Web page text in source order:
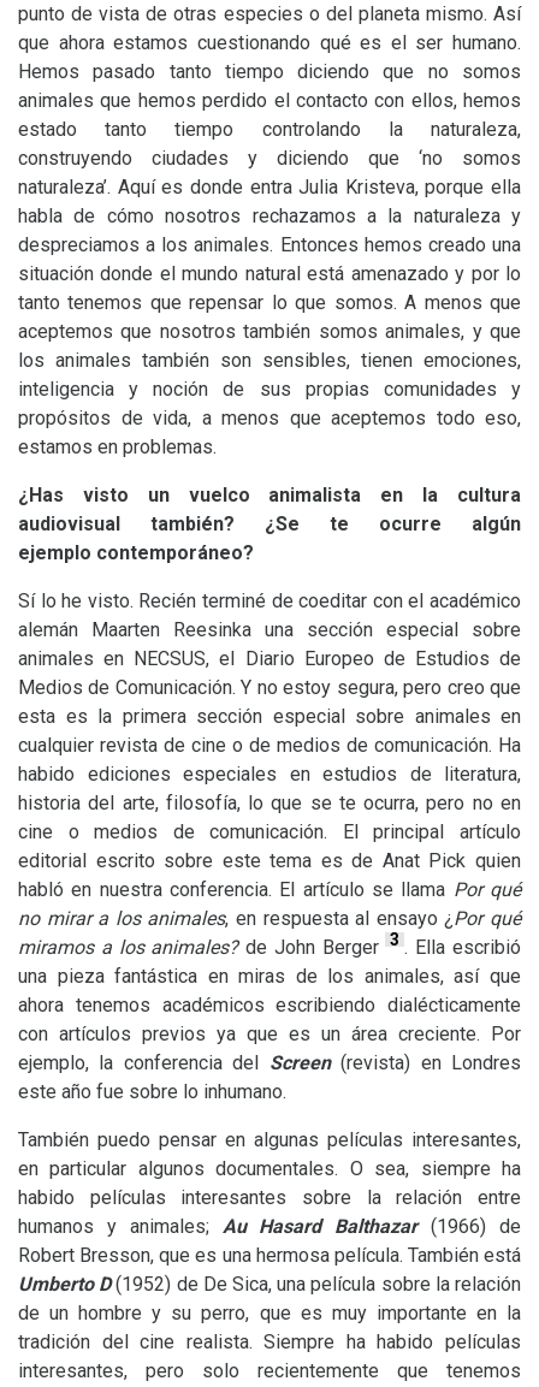
punto de vista de otras especies o del planeta mismo. Así
que ahora estamos cuestionando qué es el ser humano.
Hemos pasado tanto tiempo diciendo que no somos
animales que hemos perdido el contacto con ellos, hemos
estado tanto tiempo controlando la naturaleza,
construyendo ciudades y diciendo que ‘no somos
naturaleza’. Aquí es donde entra Julia Kristeva, porque ella
habla de cómo nosotros rechazamos a la naturaleza y
despreciamos a los animales. Entonces hemos creado una
situación donde el mundo natural está amenazado y por lo
tanto tenemos que repensar lo que somos. A menos que
aceptemos que nosotros también somos animales, y que
los animales también son sensibles, tienen emociones,
inteligencia y noción de sus propias comunidades y
propósitos de vida, a menos que aceptemos todo eso,
estamos en problemas.
¿Has visto un vuelco animalista en la cultura
audiovisual también? ¿Se te ocurre algún
ejemplo contemporáneo?
Sí lo he visto. Recién terminé de coeditar con el académico
alemán Maarten Reesinka una sección especial sobre
animales en NECSUS, el Diario Europeo de Estudios de
Medios de Comunicación. Y no estoy segura, pero creo que
esta es la primera sección especial sobre animales en
cualquier revista de cine o de medios de comunicación. Ha
habido ediciones especiales en estudios de literatura,
historia del arte, filosofía, lo que se te ocurra, pero no en
cine o medios de comunicación. El principal artículo
editorial escrito sobre este tema es de Anat Pick quien
habló en nuestra conferencia. El artículo se llama Por qué
no mirar a los animales, en respuesta al ensayo ¿ Por qué
miramos a los animales?de John Berger 3 . Ella escribió
una pieza fantástica en miras de los animales, así que
ahora tenemos académicos escribiendo dialécticamente
con artículos previos ya que es un área creciente. Por
ejemplo, la conferencia del Screen(revista) en Londres
este año fue sobre lo inhumano.
También puedo pensar en algunas películas interesantes,
en particular algunos documentales. O sea, siempre ha
habido películas interesantes sobre la relación entre
humanos y animales; Au Hasard Balthazar(1966) de
Robert Bresson, que es una hermosa película. También está
Umberto D(1952) de De Sica, una película sobre la relación
de un hombre y su perro, que es muy importante en la
tradición del cine realista. Siempre ha habido películas
interesantes, pero solo recientemente que tenemos